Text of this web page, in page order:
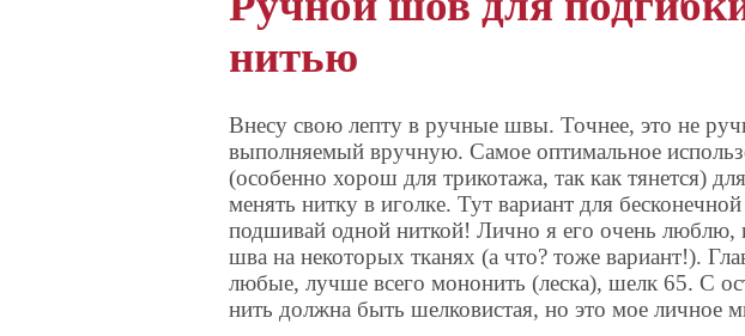
нитью
Внесу свою лепту в ручные швы. Точнее, это не
выполняемый вручную. Самое оптимальное
(особенно хорош для трикотажа, так как тянется)
менять нитку в иголке. Тут вариант для
подшивай одной ниткой! Лично я его очень люблю,
шва на некоторых тканях (а что? тоже вариант!).
любые, лучше всего мононить (леска), шелк 65. С
нить должна быть шелковистая, но это мое личное